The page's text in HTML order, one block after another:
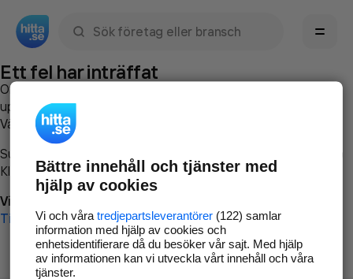
Ett fel har inträffat
Om du vill kan du
uppstod så att vi lättare och snabbare kan avhjälpa det.
Vänligen försök med följande:
Surfa till
Klicka påTillbaka-knappen i webbläsaren och försök igen
Vi beklagar besväret!
Till startsidan
Bättre innehåll och tjänster med
hjälp av cookies
Vi och våra tredjepartsleverantörer(122) samlar
information med hjälp av cookies och
enhetsidentifierare då du besöker vår sajt. Med hjälp
av informationen kan vi utveckla vårt innehåll och våra
tjänster.